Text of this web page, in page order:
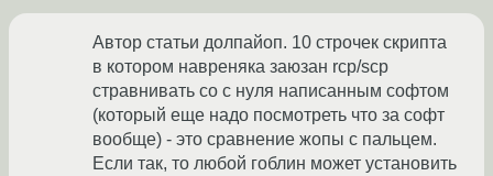
Автор статьи долпайоп. 10 строчек скрипта
в котором навреняка заюзан rcp/scp
стравнивать со с нуля написанным софтом
(который еще надо посмотреть что за софт
вообще) - это сравнение жопы с пальцем.
Если так, то любой гоблин может установить